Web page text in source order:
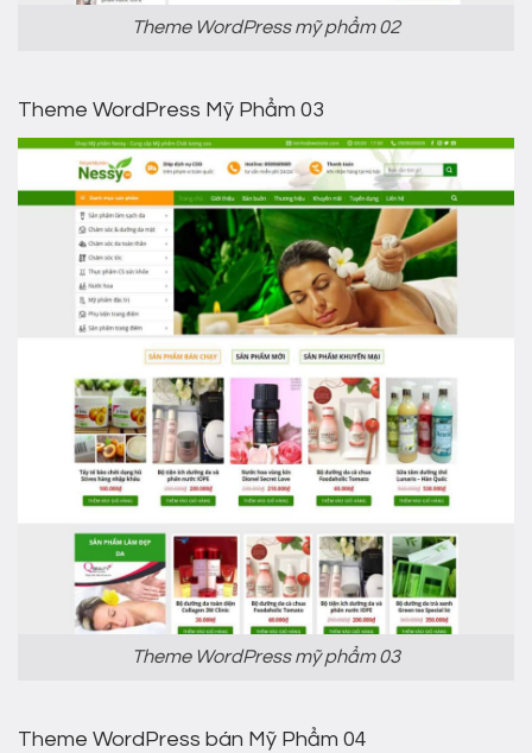
Theme WordPress mỹ phẩm 02
Theme WordPress Mỹ Phẩm 03
Theme WordPress mỹ phẩm 03
Theme WordPress bán Mỹ Phẩm 04